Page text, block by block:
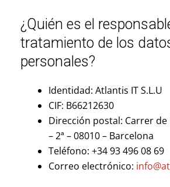
¿Quién es el
tratamiento de los
personales?
Identidad: Atlantis IT S.L.U
CIF: B66212630
Dirección postal: Carrer de
– 2ª – 08010 – Barcelona
Teléfono: +34 93 496 08 69
Correo electrónico: